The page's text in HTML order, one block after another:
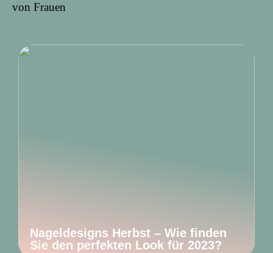
von Frauen
Nageldesigns Herbst – Wie finden
Sie den perfekten Look für 2023?